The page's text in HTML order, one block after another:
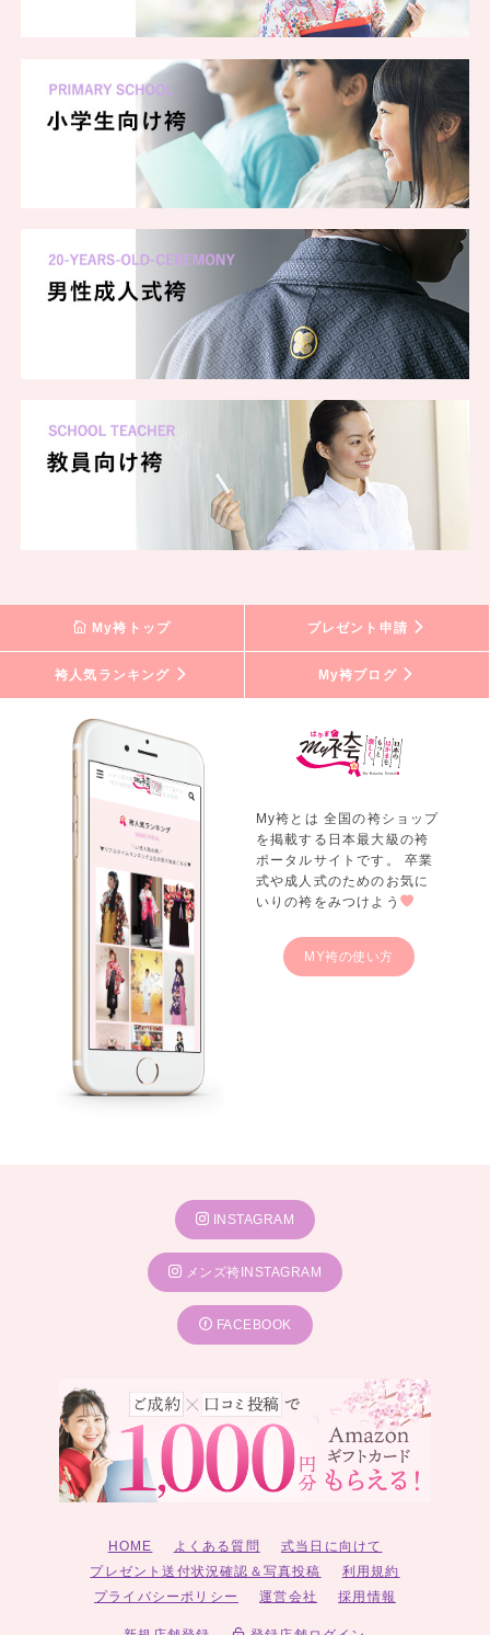
My袴トップ プレゼント申請
袴人気ランキング My袴ブログ
My袴とは 全国の袴ショップ
を掲載する日本最大級の袴
ポータルサイトです。 卒業
式や成人式のためのお気に
いりの袴をみつけよう
MY袴の使い方
INSTAGRAM
メンズ袴INSTAGRAM
FACEBOOK
HOME よくある質問
式当日に向けて
プレゼント送付状況確認＆写真投稿
利用規約
プライバシーポリシー
運営会社 採用情報